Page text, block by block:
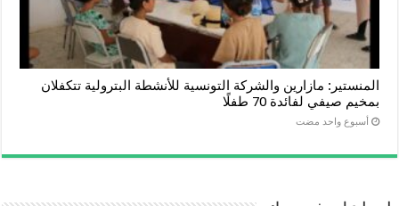
المنستير: مازارين والشركة التونسية للأنشطة البترولية تتكفلان
بمخيم صيفي لفائدة 70 طفلًا
‏أسبوع واحد مضت